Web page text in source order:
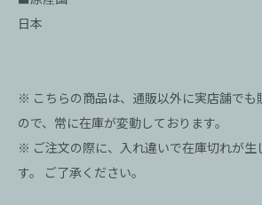
日本
※ こちらの商品は、通販以外に実店舗でも
ので、常に在庫が変動しております。
※ ご注文の際に、入れ違いで在庫切れが生
す。 ご了承ください。